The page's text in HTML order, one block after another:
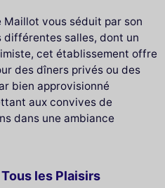
Maillot vous séduit par son
différentes salles, dont un
cet établissement offre
des dîners privés ou des
bien approvisionné
aux convives de
dans une ambiance
les Plaisirs